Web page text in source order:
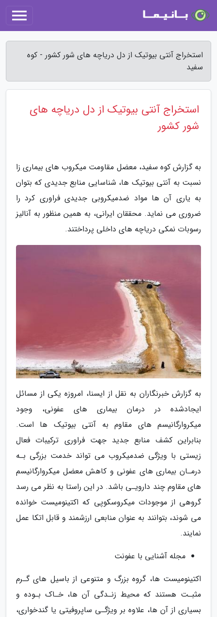
استخراج آنتی بیوتیک از دل دریاچه های شور کشور - کوه
سفید
استخراج آنتی بیوتیک از دل دریاچه های
شور کشور
به گزارش کوه سفید، معضل مقاومت میکروب های بیماری زا
نسبت به آنتی بیوتیک ها، شناسایی منابع جدیدی که بتوان
به یاری آن ها مواد ضدمیکروبی جدیدی فراوری کرد را
ضروری می نماید. محققان ایرانی، به همین منظور به آنالیز
رسوبات نمکی دریاچه های داخلی پرداختند.
به گزارش خبرنگاران به نقل از ایسنا، امروزه یکی از مسائل
ایجادشده در درمان بیماری های عفونی، وجود
میکروارگانیسم های مقاوم به آنتی بیوتیک ها است.
بنابراین کشف منابع جدید جهت فراوری ترکیبات فعال
زیستی با ویژگی ضدمیکروب می تواند خدمت بزرگی بـه
درمـان بیماری های عفونی و کاهش معضل میکروارگانیسم
های مقاوم چند دارویـی باشد. در این راستا به نظر می رسد
گروهی از موجودات میکروسکوپی که اکتینومیست خوانده
می شوند، بتوانند به عنوان منابعی ارزشمند و قابل اتکا عمل
نمایند.
مجله آشنایی با عفونت
اکتینومیست ها، گروه بزرگ و متنوعی از باسیل های گـرم
مثبـت هستند که محیط زنـدگی آن ها، خـاک بـوده و
بسیاری از آن ها، علاوه بر ویژگـی ساپروفیتی یا گندخواری،